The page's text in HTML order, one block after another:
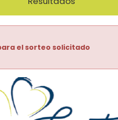
el sorteo solicitado